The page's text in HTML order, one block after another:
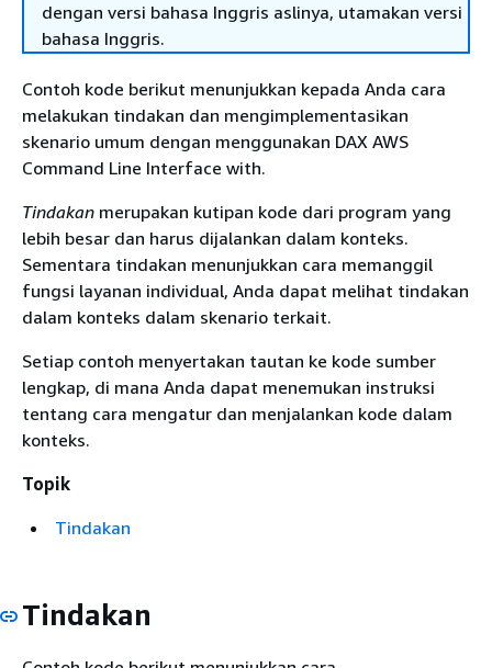
dengan versi bahasa Inggris aslinya, utamakan versi
bahasa Inggris.
Contoh kode berikut menunjukkan kepada Anda cara
melakukan tindakan dan mengimplementasikan
skenario umum dengan menggunakan DAX AWS
Command Line Interface with.
Tindakan merupakan kutipan kode dari program yang
lebih besar dan harus dijalankan dalam konteks.
Sementara tindakan menunjukkan cara memanggil
fungsi layanan individual, Anda dapat melihat tindakan
dalam konteks dalam skenario terkait.
Setiap contoh menyertakan tautan ke kode sumber
lengkap, di mana Anda dapat menemukan instruksi
tentang cara mengatur dan menjalankan kode dalam
konteks.
Topik
Tindakan
Tindakan